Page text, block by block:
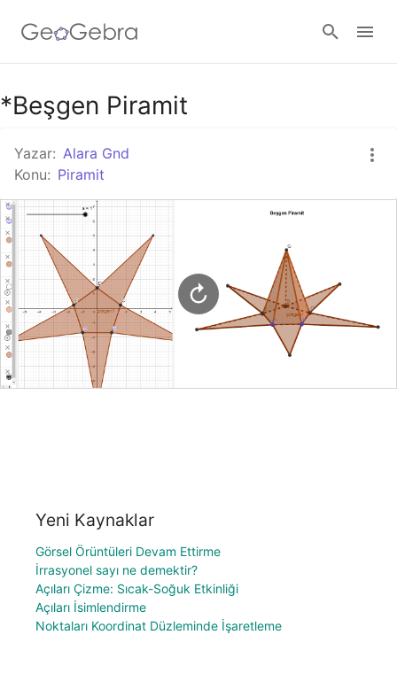
Google Classroom
GeoGebra Ders
*Beşgen Piramit
Yazar: Alara Gnd
Konu: Piramit
Yeni Kaynaklar
Görsel Örüntüleri Devam Ettirme
İrrasyonel sayı ne demektir?
Açıları Çizme: Sıcak-Soğuk Etkinliği
Açıları İsimlendirme
Noktaları Koordinat Düzleminde İşaretleme